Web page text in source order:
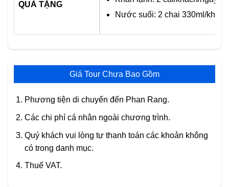
QUÀ TẶNG
Nước suối: 2 chai 330ml/
Giá Tour Chưa Bao Gồm
Phương tiện di chuyển đến Phan Rang.
Các chi phí cá nhân ngoài chương trình.
Quý khách vui lòng tự thanh toán các khoản không
có trong danh mục.
Thuế VAT.